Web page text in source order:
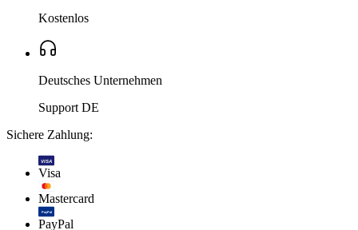
Kostenlos
Deutsches Unternehmen
Support DE
Sichere Zahlung:
VISA
Visa
Mastercard
PayPal
PayPal